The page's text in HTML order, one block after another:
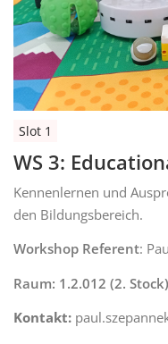
Slot 1
WS 3:
Kennenlernen und
den Bildungsbereich.
Workshop Referent:
Raum: 1.2.012 (2. Stock)
Kontakt: